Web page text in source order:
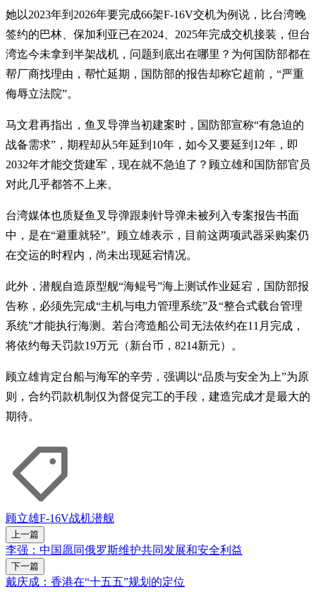
她以2023年到2026年要完成66架F-16V交机为例说，比台湾晚
签约的巴林、保加利亚已在2024、2025年完成交机接装，但台
湾迄今未拿到半架战机，问题到底出在哪里？为何国防部都在
帮厂商找理由，帮忙延期，国防部的报告却称它超前，“严重
侮辱立法院”。
马文君再指出，鱼叉导弹当初建案时，国防部宣称“有急迫的
战备需求”，期程却从5年延到10年，如今又要延到12年，即
2032年才能交货建军，现在就不急迫了？顾立雄和国防部官员
对此几乎都答不上来。
台湾媒体也质疑鱼叉导弹跟刺针导弹未被列入专案报告书面
中，是在“避重就轻”。顾立雄表示，目前这两项武器采购案仍
在交运的时程内，尚未出现延宕情况。
此外，潜舰自造原型舰“海鲲号”海上测试作业延宕，国防部报
告称，必须先完成“主机与电力管理系统”及“整合式载台管理
系统”才能执行海测。若台湾造船公司无法依约在11月完成，
将依约每天罚款19万元（新台币，8214新元）。
顾立雄肯定台船与海军的辛劳，强调以“品质与安全为上”为原
则，合约罚款机制仅为督促完工的手段，建造完成才是最大的
期待。
顾立雄F-16V战机潜舰
上一篇
李强：中国愿同俄罗斯维护共同发展和安全利益
下一篇
戴庆成：香港在“十五五”规划的定位